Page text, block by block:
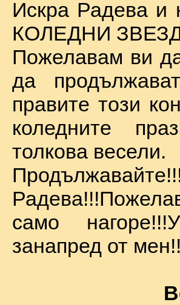
Искра Радева и
КОЛЕДНИ
Пожелавам ви
да
правите този
коледните
толкова весели.
само
занапред от